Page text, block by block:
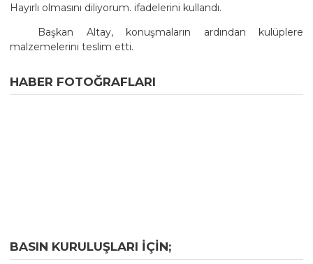
Hayırlı olmasını diliyorum. ifadelerini kullandı.
Başkan Altay, konuşmaların ardından kulüplere
malzemelerini teslim etti.
HABER FOTOĞRAFLARI
BASIN KURULUŞLARI IÇIN;